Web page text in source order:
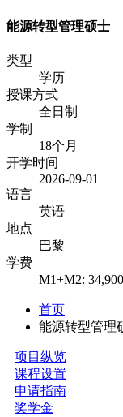
能源转型管理硕士
类型
学历
授课方式
全日制
学制
18个月
开学时间
2026-09-01
语言
英语
地点
巴黎
学费
M1+M2:
首页
能源转型管理
项目纵览
课程设置
​申请指南
奖学金